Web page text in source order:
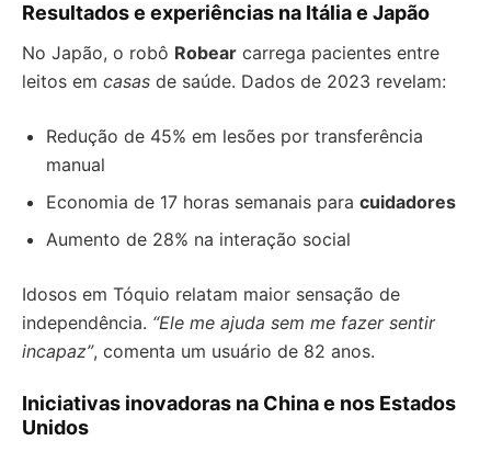
Resultados e experiências na Itália e Japão
No Japão, o robô Robear carrega pacientes entre
leitos em casas de saúde. Dados de 2023 revelam:
Redução de 45% em lesões por transferência
manual
Economia de 17 horas semanais para cuidadores
Aumento de 28% na interação social
Idosos em Tóquio relatam maior sensação de
independência. “Ele me ajuda sem me fazer sentir
incapaz”, comenta um usuário de 82 anos.
Iniciativas inovadoras na China e nos Estados
Unidos